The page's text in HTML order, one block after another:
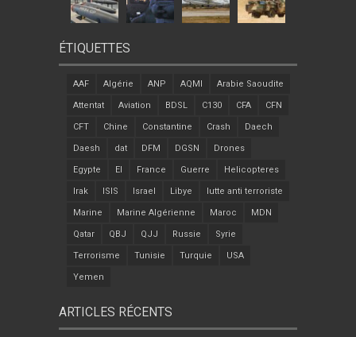
ÉTIQUETTES
AAF Algérie ANP AQMI Arabie Saoudite
Attentat Aviation BDSL C130 CFA CFN
CFT Chine Constantine Crash Daech
Daesh dat DFM DGSN Drones
Egypte EI France Guerre Helicopteres
Irak ISIS Israel Libye lutte anti terroriste
Marine Marine Algérienne Maroc MDN
Qatar QBJ QJJ Russie Syrie
Terrorisme Tunisie Turquie USA
Yemen
ARTICLES RÉCENTS